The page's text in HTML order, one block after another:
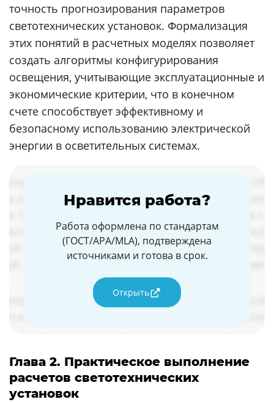
точность прогнозирования параметров
светотехнических установок. Формализация
этих понятий в расчетных моделях позволяет
создать алгоритмы конфигурирования
освещения, учитывающие эксплуатационные и
экономические критерии, что в конечном
счете способствует эффективному и
безопасному использованию электрической
энергии в осветительных системах.
Нравится работа?
Работа оформлена по стандартам
(ГОСТ/APA/MLA), подтверждена
источниками и готова в срок.
Открыть
Глава 2. Практическое выполнение
расчетов светотехнических
установок